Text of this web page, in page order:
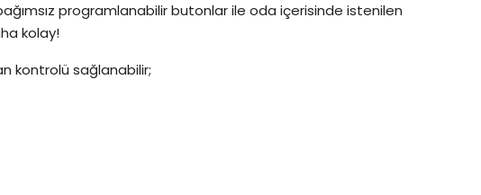
programlanabilir butonlar ile oda içerisinde istenilen
kolay!
kontrolü sağlanabilir;